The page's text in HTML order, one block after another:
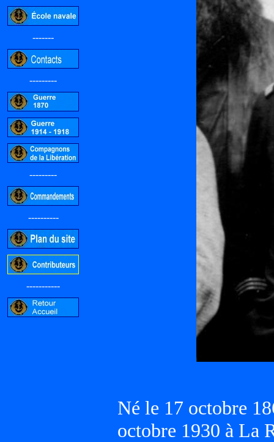
-------
---------
---------
----------
-----------
Né le 17 octobre
octobre 1930 à La